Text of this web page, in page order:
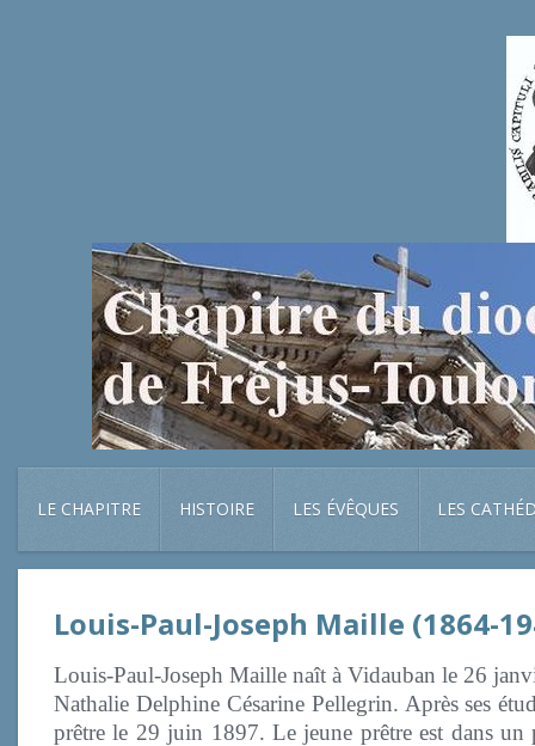
LE CHAPITRE HISTOIRE LES ÉVÊQUES LES
Louis-Paul-Joseph Maille (1864-
Louis-Paul-Joseph Maille naît à Vidauban le 26
Nathalie Delphine Césarine Pellegrin. Après ses
prêtre le 29 juin 1897. Le jeune prêtre est dans